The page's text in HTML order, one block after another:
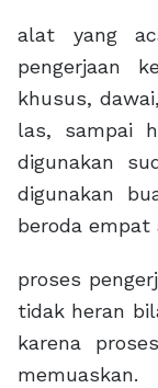
alat yang
pengerjaan
khusus,
las, sampai
digunakan
digunakan
beroda
proses
tidak heran
karena
memuaskan.